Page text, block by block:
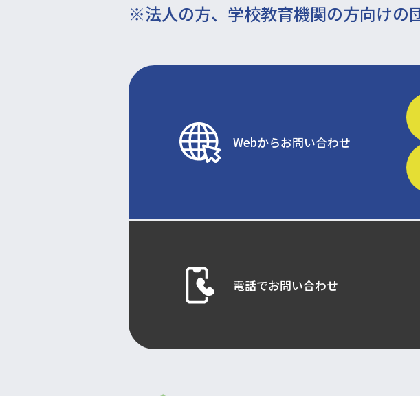
※法人の方、学校教育機関の方向けの
Webからお問い合わせ
電話でお問い合わせ